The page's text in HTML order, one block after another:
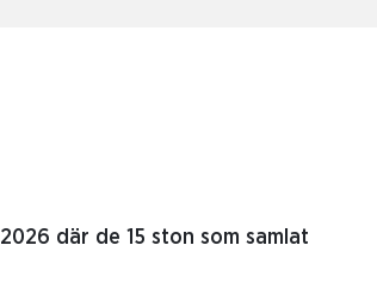
där de 15 ston som samlat